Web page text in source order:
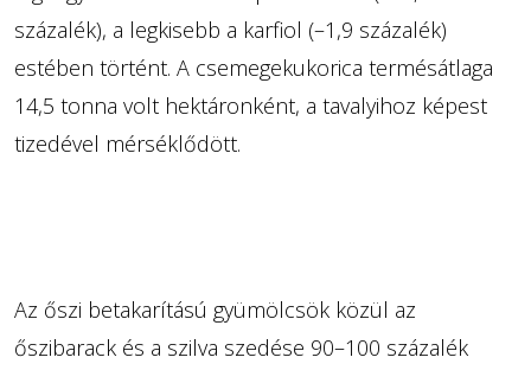
százalék), a legkisebb a karfiol (–1,9 százalék)
estében történt. A csemegekukorica termésátlaga
14,5 tonna volt hektáronként, a tavalyihoz képest
tizedével mérséklődött.
Az őszi betakarítású gyümölcsök közül az
őszibarack és a szilva szedése 90–100 százalék